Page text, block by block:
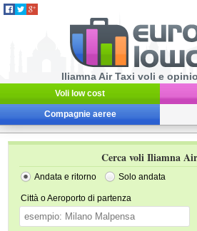
Iliamna Air Taxi voli e
Voli low cost
Compagnie aeree
Cerca voli Iliamna
Andata e ritorno Solo andata
Città o Aeroporto di partenza